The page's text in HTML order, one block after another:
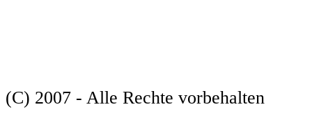
(C) 2007 - Alle Rechte vorbehalten